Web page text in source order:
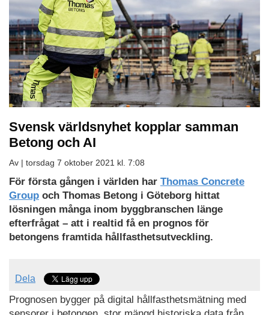
Svensk världsnyhet kopplar samman
Betong och AI
Av | torsdag 7 oktober 2021 kl. 7:08
För första gången i världen har Thomas Concrete
Group och Thomas Betong i Göteborg hittat
lösningen många inom byggbranschen länge
efterfrågat – att i realtid få en prognos för
betongens framtida hållfasthetsutveckling.
Dela
Prognosen bygger på digital hållfasthetsmätning med